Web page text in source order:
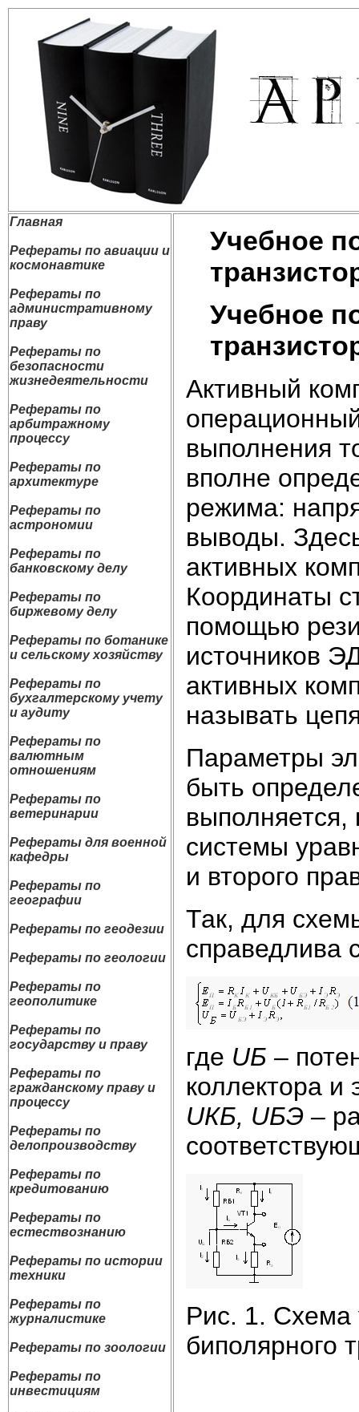
Главная
Рефераты по авиации и
космонавтике
Рефераты по
административному
праву
Рефераты по
безопасности
жизнедеятельности
Рефераты по
арбитражному
процессу
Рефераты по
архитектуре
Рефераты по
астрономии
Рефераты по
банковскому делу
Рефераты по
биржевому делу
Рефераты по ботанике
и сельскому хозяйству
Рефераты по
бухгалтерскому учету
и аудиту
Рефераты по
валютным
отношениям
Рефераты по
ветеринарии
Рефераты для военной
кафедры
Рефераты по
географии
Рефераты по геодезии
Рефераты по геологии
Рефераты по
геополитике
Рефераты по
государству и праву
Рефераты по
гражданскому праву и
процессу
Рефераты по
делопроизводству
Рефераты по
кредитованию
Рефераты по
естествознанию
Рефераты по истории
техники
Рефераты по
журналистике
Рефераты по зоологии
Рефераты по
инвестициям
Учебное
Учебное
Активный
выполнения
вполне
режима:
выводы.
активных
Координаты
помощью
источников
активных
называть
Параметры
быть
системы
и второго
Так, для
справедлива
где UБ –
коллектора и
UКБ, UБЭ –
Рис. 1. Схема
биполярного